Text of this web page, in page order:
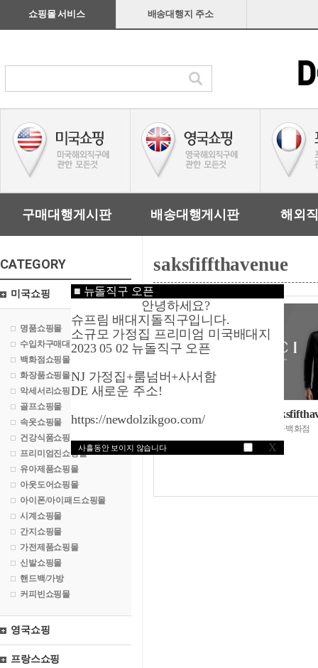
■ 뉴돌직구 오픈
안녕하세요?
슈프림 배대지돌직구입니다.
소규모 가정집 프리미엄 미국배대지
2023 05 02 뉴돌직구 오픈
NJ 가정집+룸넘버+사서함
DE 새로운 주소!
https://newdolzikgoo.com/
사흘동안 보이지 않습니다 X
쇼핑몰 서비스 배송대행지 주소
구매대행게시판 배송대행게시판 해외
CATEGORY
미국쇼핑
명품쇼핑몰
수입차구매대행
백화점쇼핑몰
화장품쇼핑몰
악세서리쇼핑몰
골프쇼핑몰
속옷쇼핑몰
건강식품쇼핑몰
프리미엄진쇼핑몰
유아제품쇼핑몰
아웃도어쇼핑몰
아이폰/아이패드쇼핑몰
시계쇼핑몰
간지쇼핑몰
가전제품쇼핑몰
신발쇼핑몰
핸드백/가방
커피빈쇼핑몰
영국쇼핑
프랑스쇼핑
saksfiffthavenue
삭스5번가닷컴/
미국최고급명품백화점